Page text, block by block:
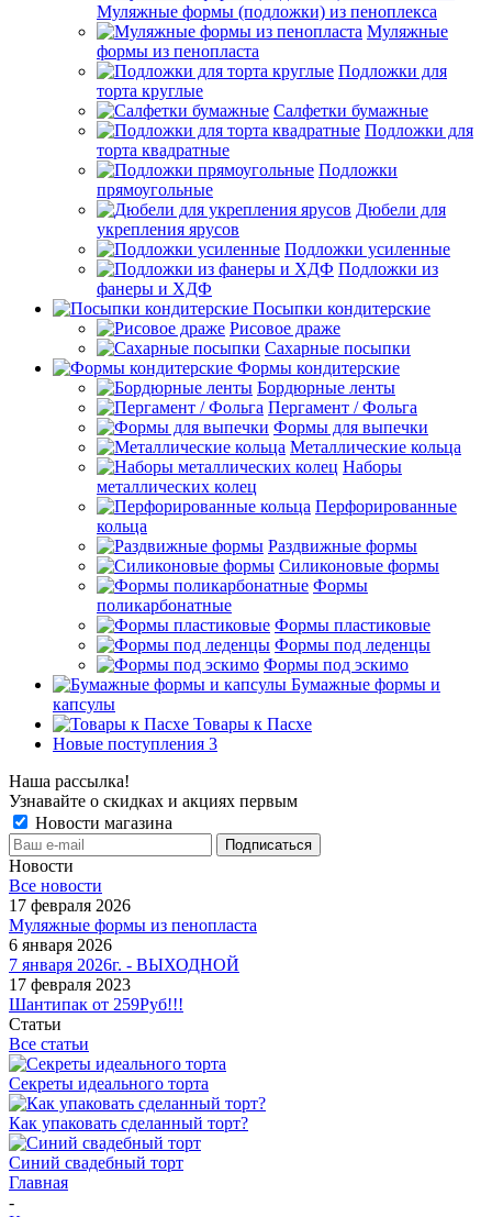
Муляжные формы (подложки) из пеноплекса
Муляжные
формы из пенопласта
Подложки для
торта круглые
Салфетки бумажные
Подложки для
торта квадратные
Подложки
прямоугольные
Дюбели для
укрепления ярусов
Подложки усиленные
Подложки из
фанеры и ХДФ
Посыпки кондитерские
Рисовое драже
Сахарные посыпки
Формы кондитерские
Бордюрные ленты
Пергамент / Фольга
Формы для выпечки
Металлические кольца
Наборы
металлических колец
Перфорированные
кольца
Раздвижные формы
Силиконовые формы
Формы
поликарбонатные
Формы пластиковые
Формы под леденцы
Формы под эскимо
Бумажные формы и
капсулы
Товары к Пасхе
Новые поступления 3
Наша рассылка!
Узнавайте о скидках и акциях первым
Новости магазина
Новости
Все новости
17 февраля 2026
Муляжные формы из пенопласта
6 января 2026
7 января 2026г. - ВЫХОДНОЙ
17 февраля 2023
Шантипак от 259Руб!!!
Статьи
Все статьи
Секреты идеального торта
Как упаковать сделанный торт?
Синий свадебный торт
Главная
-